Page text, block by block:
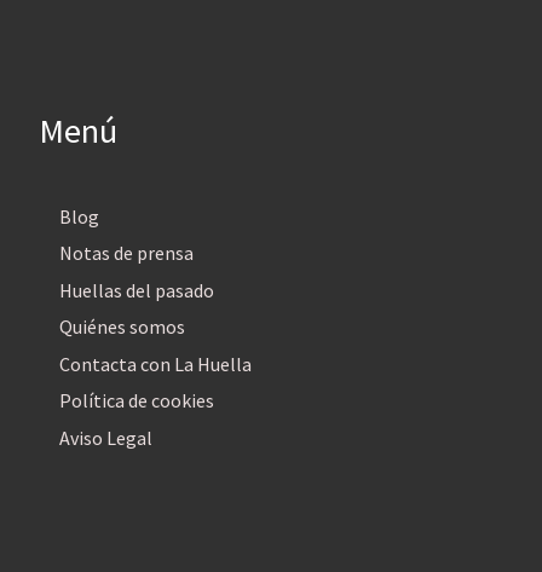
Menú
Blog
Notas de prensa
Huellas del pasado
Quiénes somos
Contacta con La Huella
Política de cookies
Aviso Legal